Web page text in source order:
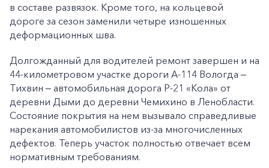
в составе развязок. Кроме того, на кольцевой
дороге за сезон заменили четыре изношенных
деформационных шва.
Долгожданный для водителей ремонт завершен и на
44-километровом участке дороги А-114 Вологда ‒
Тихвин ‒ автомобильная дорога Р-21 «Кола» от
деревни Дыми до деревни Чемихино в Ленобласти.
Состояние покрытия на нем вызывало справедливые
нарекания автомобилистов из-за многочисленных
дефектов. Теперь участок полностью отвечает всем
нормативным требованиям.